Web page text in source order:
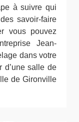
à suivre qui
savoir-faire
vous pouvez
Jean-
dans votre
d’une salle de
de Gironville